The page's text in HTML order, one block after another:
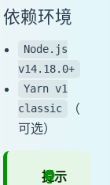
依赖环境
Node.js
v14.18.0+
Yarn v1
classic
（
可选）
提示